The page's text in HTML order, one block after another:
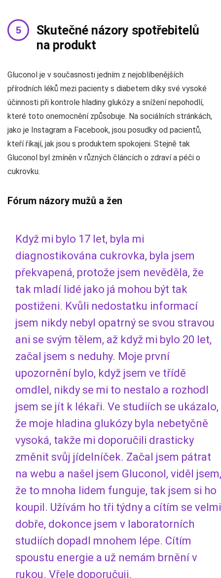
Skutečné názory spotřebitelů
na produkt
Gluconol je v současnosti jedním z nejoblíbenějších
přírodních léků mezi pacienty s diabetem díky své vysoké
účinnosti při kontrole hladiny glukózy a snížení nepohodlí,
které toto onemocnění způsobuje. Na sociálních stránkách,
jako je Instagram a Facebook, jsou posudky od pacientů,
kteří říkají, jak jsou s produktem spokojeni. Stejně tak
Gluconol byl zmíněn v různých článcích o zdraví a péči o
cukrovku.
Fórum názory mužů a žen
Když mi bylo 17 let, byla mi
diagnostikována cukrovka, byla jsem
překvapená, protože jsem nevěděla, že
tak mladí lidé jako já mohou být tak
postiženi. Kvůli nedostatku informací
jsem nikdy nebyl opatrný se svou stravou
ani se svým tělem, až když mi bylo 20 let,
začal jsem s neduhy. Moje první
upozornění bylo, když jsem ve třídě
omdlel, nikdy se mi to nestalo a rozhodl
jsem se jít k lékaři. Ve studiích se ukázalo,
že moje hladina glukózy byla nebetyčně
vysoká, takže mi doporučili drasticky
změnit svůj jídelníček. Začal jsem pátrat
na webu a našel jsem Gluconol, viděl jsem,
že to mnoha lidem funguje, tak jsem si ho
koupil. Užívám ho tři týdny a cítím se velmi
dobře, dokonce jsem v laboratorních
studiích dopadl mnohem lépe. Cítím
spoustu energie a už nemám brnění v
rukou. Vřele doporučuji.